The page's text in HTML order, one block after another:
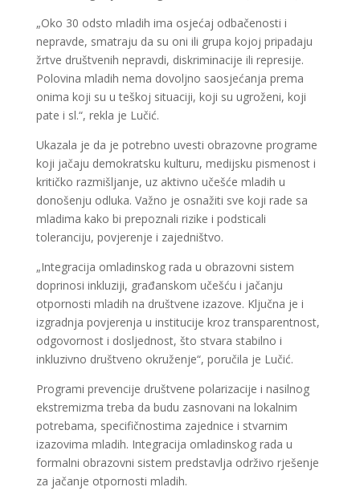
„Oko 30 odsto mladih ima osjećaj odbačenosti i
nepravde, smatraju da su oni ili grupa kojoj pripadaju
žrtve društvenih nepravdi, diskriminacije ili represije.
Polovina mladih nema dovoljno saosjećanja prema
onima koji su u teškoj situaciji, koji su ugroženi, koji
pate i sl.“, rekla je Lučić.
Ukazala je da je potrebno uvesti obrazovne programe
koji jačaju demokratsku kulturu, medijsku pismenost i
kritičko razmišljanje, uz aktivno učešće mladih u
donošenju odluka. Važno je osnažiti sve koji rade sa
mladima kako bi prepoznali rizike i podsticali
toleranciju, povjerenje i zajedništvo.
„Integracija omladinskog rada u obrazovni sistem
doprinosi inkluziji, građanskom učešću i jačanju
otpornosti mladih na društvene izazove. Ključna je i
izgradnja povjerenja u institucije kroz transparentnost,
odgovornost i dosljednost, što stvara stabilno i
inkluzivno društveno okruženje“, poručila je Lučić.
Programi prevencije društvene polarizacije i nasilnog
ekstremizma treba da budu zasnovani na lokalnim
potrebama, specifičnostima zajednice i stvarnim
izazovima mladih. Integracija omladinskog rada u
formalni obrazovni sistem predstavlja održivo rješenje
za jačanje otpornosti mladih.